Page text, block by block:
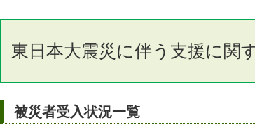
東日本大震災に伴う支援に関
被災者受入状況一覧